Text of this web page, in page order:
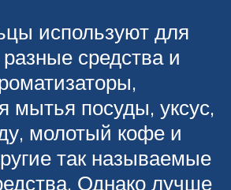
используют для
средства и
мытья посуды, уксус,
молотый кофе и
так называемые
Однако лучше